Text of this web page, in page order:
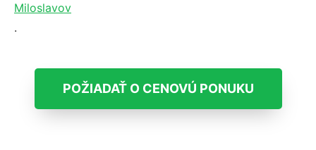
Miloslavov
.
POŽIADAŤ O CENOVÚ PONUKU